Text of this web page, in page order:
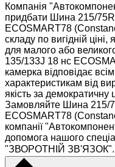
Компанія
придбати Шина 215/
ECOSMART78
складу по вигідній ціні,
для малого або
135/133J 18 нс
камерка відповідає
характеристикам від
якість за демократичну
Замовляйте Шина 215/
ECOSMART78
компанії
допомога нашого
"ЗВОРОТНІЙ ЗВ'ЯЗОК".